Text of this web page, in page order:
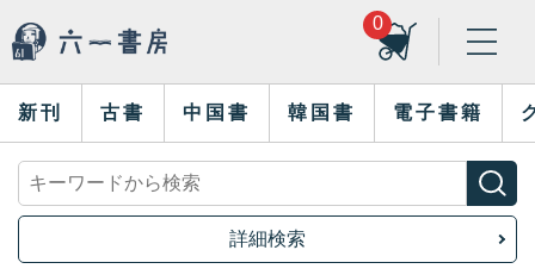
0
新刊 古書 中国書 韓国書 電子書籍
詳細検索